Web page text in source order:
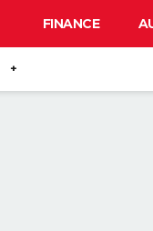
FINANCE
+